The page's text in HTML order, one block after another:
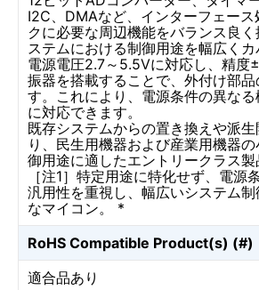
I2C、DMAなど、インターフェース
クに必要な周辺機能をバランス良
ステムにおける制御用途を幅広くカ
電源電圧2.7～5.5Vに対応し、精度
振器を搭載することで、外付け部
す。これにより、電源条件の異な
に対応できます。
既存システムからの置き換えや派
り、民生用機器および産業用機器
御用途に適したエントリークラス製
［注1］特定用途に特化せず、電源
汎用性を重視し、幅広いシステム
なマイコン。 *
RoHS Compatible Product(s) (#)
適合品あり